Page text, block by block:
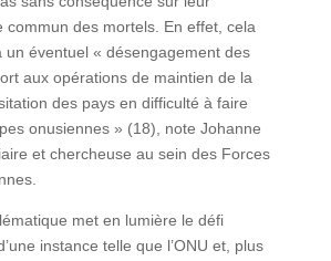
commun des mortels. En effet, cela
un éventuel « désengagement des
aux opérations de maintien de la
des pays en difficulté à faire
onusiennes » (18), note Johanne
et chercheuse au sein des Forces
met en lumière le défi
instance telle que l’ONU et, plus